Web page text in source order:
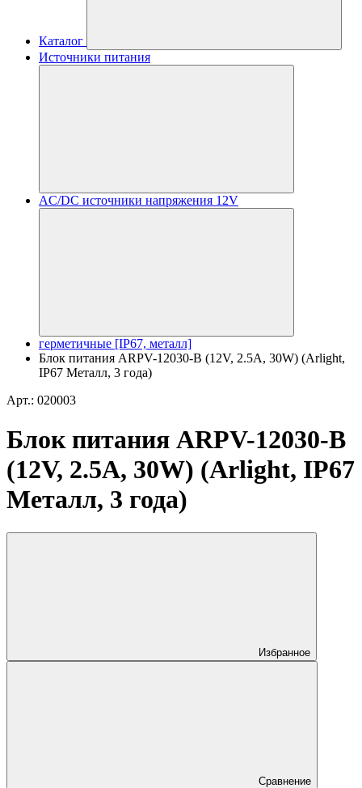
Каталог
Источники питания
AC/DC источники напряжения 12V
герметичные [IP67, металл]
Блок питания ARPV-12030-B (12V, 2.5A, 30W) (Arlight,
IP67 Металл, 3 года)
Арт.: 020003
Блок питания ARPV-12030-B
(12V, 2.5A, 30W) (Arlight, IP67
Металл, 3 года)
Избранное
Сравнение